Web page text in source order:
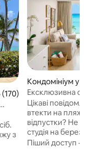
оцінка: 4,86 з 5,
з
Кондомініум у
ana
Ексклюзивна
ліжком розміру
Цікаві
втекти на пляж
відпустки? Не
студія на
Cana -
Піший доступ ·